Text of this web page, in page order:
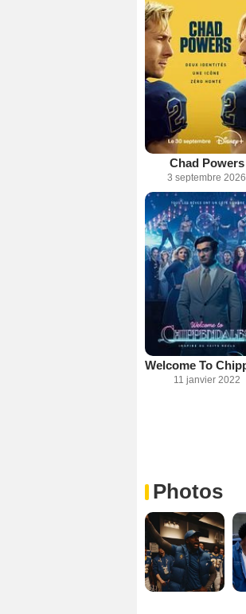
Chad Powers
3 septembre 2026
11 janvier 2022
Photos